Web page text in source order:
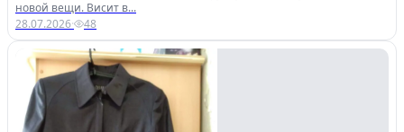
новой вещи. Висит в...
28.07.2026· 48